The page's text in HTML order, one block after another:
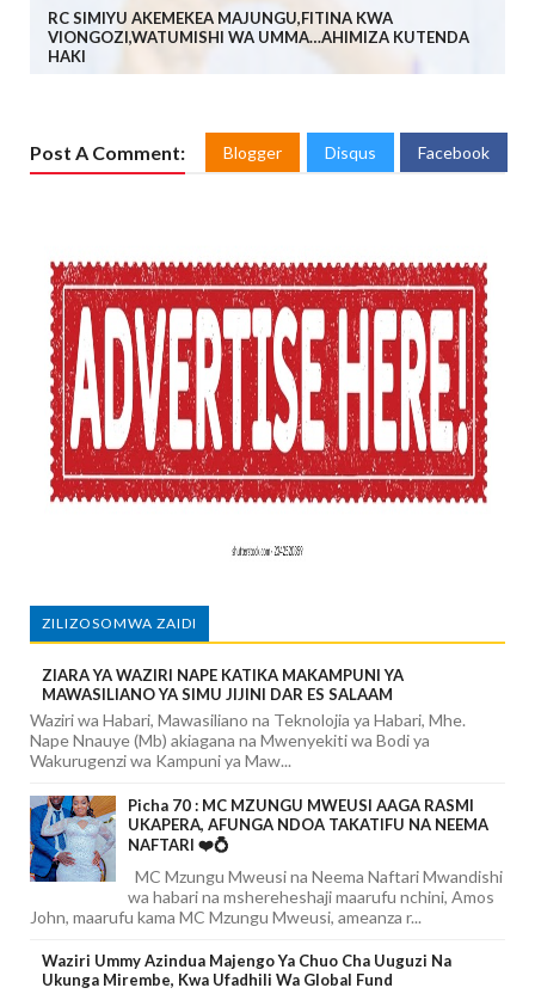
RC SIMIYU AKEMEKEA MAJUNGU,FITINA KWA
VIONGOZI,WATUMISHI WA UMMA…AHIMIZA KUTENDA
HAKI
Post A Comment: Blogger Disqus Facebook
ZILIZOSOMWA ZAIDI
ZIARA YA WAZIRI NAPE KATIKA MAKAMPUNI YA
MAWASILIANO YA SIMU JIJINI DAR ES SALAAM
Waziri wa Habari, Mawasiliano na Teknolojia ya Habari, Mhe.
Nape Nnauye (Mb) akiagana na Mwenyekiti wa Bodi ya
Wakurugenzi wa Kampuni ya Maw...
Picha 70 : MC MZUNGU MWEUSI AAGA RASMI
UKAPERA, AFUNGA NDOA TAKATIFU NA NEEMA
NAFTARI ❤️💍
MC Mzungu Mweusi na Neema Naftari Mwandishi
wa habari na mshereheshaji maarufu nchini, Amos
John, maarufu kama MC Mzungu Mweusi, ameanza r...
Waziri Ummy Azindua Majengo Ya Chuo Cha Uuguzi Na
Ukunga Mirembe, Kwa Ufadhili Wa Global Fund